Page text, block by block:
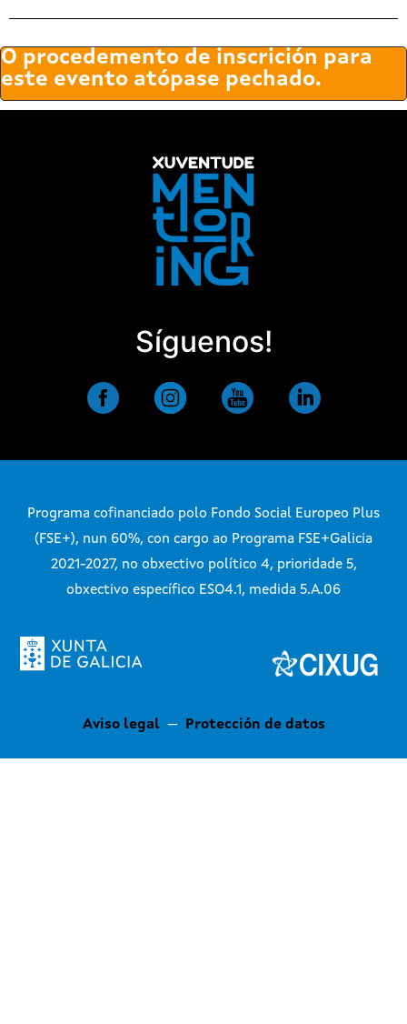
O procedemento de inscrición para
este evento atópase pechado.
Síguenos!
Programa cofinanciado polo Fondo Social Europeo Plus
(FSE+), nun 60%, con cargo ao Programa FSE+Galicia
2021-2027, no obxectivo político 4, prioridade 5,
obxectivo específico ESO4.1, medida 5.A.06
Aviso legal— Protección de datos